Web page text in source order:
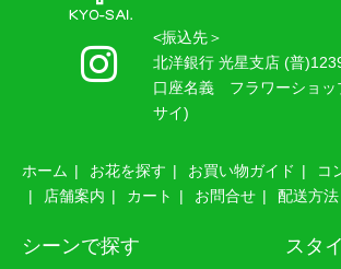
<振込先＞
北洋銀行 光星支店 (普
口座名義 フラワーショッ
サイ)
ホーム お花を探す お買い物ガイド
コ
店舗案内
カート お問合せ 配送方
シーンで探す スタ